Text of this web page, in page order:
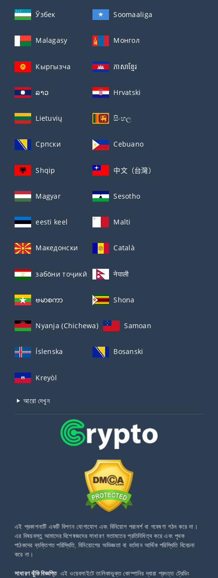
Ўзбек Soomaaliga
Malagasy Монгол
Кыргызча ភាសាខ្មែរ
ລາວ Hrvatski
Lietuvių සිංහල
Српски Cebuano
Shqip 中文（台灣）
Magyar Sesotho
eesti keel Malti
Македонски Català
забо́ни тоҷикӣ́ नेपाली
ဗမာစကာ Shona
Nyanja (Chichewa) Samoan
Íslenska Bosanski
Kreyòl
আরো দেখুন
এই প্রকাশনাটি একটি বিপণন যোগাযোগ এবং বিনিয়োগ পরামর্শ বা গবেষণা গঠন করে না।
এর বিষয়বস্তু আমাদের বিশেষজ্ঞদের সাধারণ মতামতের প্রতিনিধিত্ব করে এবং পৃথক
পাঠকদের ব্যক্তিগত পরিস্থিতি, বিনিয়োগের অভিজ্ঞতা বা বর্তমান আর্থিক পরিস্থিতি বিবেচনা
করে না।
সাধারণ ঝুঁকি বিজ্ঞপ্তি: এই ওয়েবসাইটে তালিকাভুক্ত কোম্পানির দ্বারা প্রদত্ত ট্রেডিং